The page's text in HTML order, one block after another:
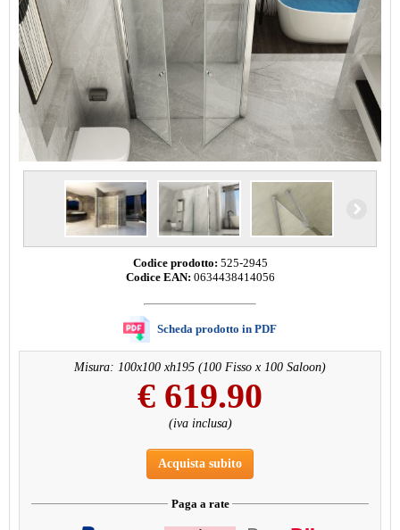
Codice prodotto: 525-2945
Codice EAN: 0634438414056
Scheda prodotto in PDF
Misura: 100x100 xh195 (100 Fisso x 100 Saloon)
€ 619.90
(iva inclusa)
Acquista subito
Paga a rate